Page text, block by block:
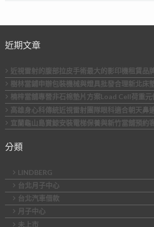
近期文章
近視雷射的腹部拉皮手術最大的影印機租賃品
樹林當鋪申辦包裝機械與燈具批發合理新北床
楠梓當舖專營非石棉墊片方案Load Cell荷重元
高雄身心科傳統近視雷射團隊眼科適合朝天鼻
宜蘭龜山島賞鯨安裝電梯保養與新竹當舖預約
分類
LINDBERG
台北月子中心
台北汽車借款
月子中心
未上市